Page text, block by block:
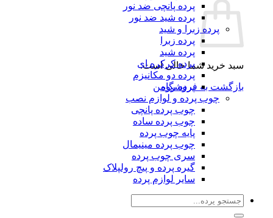
خرید شما خالی است.
به فروشگاه
پرده پانچی ضد نور
پرده شید ضد نور
پرده زبرا و شید
پرده زبرا
پرده شید
پرده کرکره ای
پرده دو مکانیزم
پرده رومن
چوب پرده و لوازم نصب
چوب پرده پانچی
چوب پرده ساده
پایه چوب پرده
چوب پرده مینیمال
سری چوب پرده
گیره پرده و پیچ رولپلاک
سایر لوازم پرده